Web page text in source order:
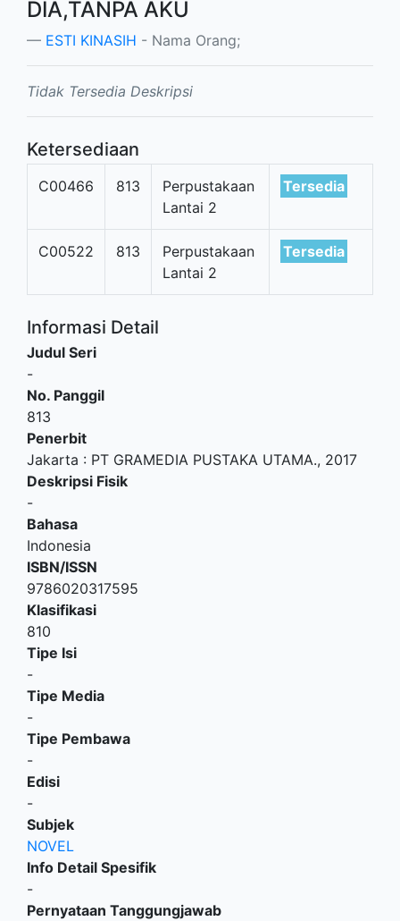
DIA,TANPA AKU
ESTI KINASIH - Nama Orang;
Tidak Tersedia Deskripsi
Ketersediaan
C00466 813
Perpustakaan
Lantai 2
Tersedia
C00522 813
Perpustakaan
Lantai 2
Tersedia
Informasi Detail
Judul Seri
-
No. Panggil
813
Penerbit
Jakarta : PT GRAMEDIA PUSTAKA UTAMA., 2017
Deskripsi Fisik
-
Bahasa
Indonesia
ISBN/ISSN
9786020317595
Klasifikasi
810
Tipe Isi
-
Tipe Media
-
Tipe Pembawa
-
Edisi
-
Subjek
NOVEL
Info Detail Spesifik
-
Pernyataan Tanggungjawab